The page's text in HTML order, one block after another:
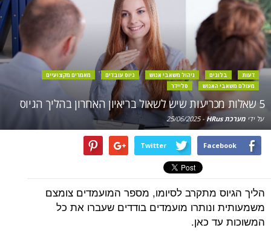
דעות בלוגים ניהול משאבי אנוש גיוס עובדים
מאמרים מקצועיים
מעולם משאבי האנוש
סליידר
5 שאלות מכריעות שיש לשאול בריאיון האחרון בהליך הגיוס
על ידי מערכת HRus -
25/06/2025
Facebook
Twitter
הליך הגיוס מתקרב לסיומו, מספר המועמדים צומצם
משמעותית ונותרו מועמדים בודדים שעברו את כל
המשוכות עד כאן.